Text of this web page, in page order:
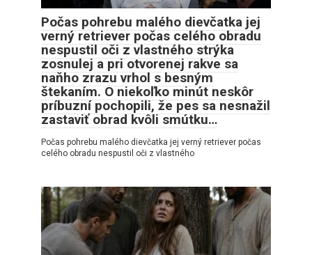
Počas pohrebu malého dievčatka jej
verný retriever počas celého obradu
nespustil oči z vlastného strýka
zosnulej a pri otvorenej rakve sa
naňho zrazu vrhol s besným
štekaním. O niekoľko minút neskôr
príbuzní pochopili, že pes sa nesnažil
zastaviť obrad kvôli smútku…
Počas pohrebu malého dievčatka jej verný retriever počas
celého obradu nespustil oči z vlastného